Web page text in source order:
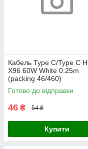
Кабель Type C/Type C
X96 60W White 0.25m
(packing 46/460)
Готово до відправки
46 ₴ 54 ₴
Купити